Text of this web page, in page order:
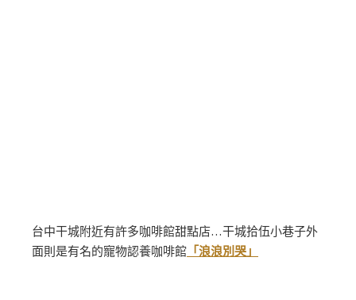
台中干城附近有許多咖啡館甜點店…干城拾伍小巷子外
面則是有名的寵物認養咖啡館 「浪浪別哭」